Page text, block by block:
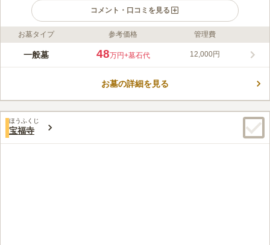
コメント・口コミを見る
ライフドット編集部のコメント
中野区、上高田の閑静な住宅街に突如として現れる保善寺は、そ
岸法要、盆供養などに加え、毎月の座禅の会、写経の会といった
口コミ評価
みんなの評価
60代男性
花屋さんは数多くあり選ぶことができます。食事についても数件
お墓タイプ 参考価格 管理費
一般墓 48万円+墓石代 12,000円
お墓の詳細を見る
ほうふくじ
宝福寺